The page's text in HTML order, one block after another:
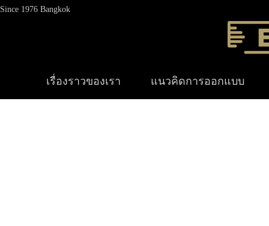
Since 1976 Bangkok
เรื่องราวของเรา แนวคิดการออกแบบ